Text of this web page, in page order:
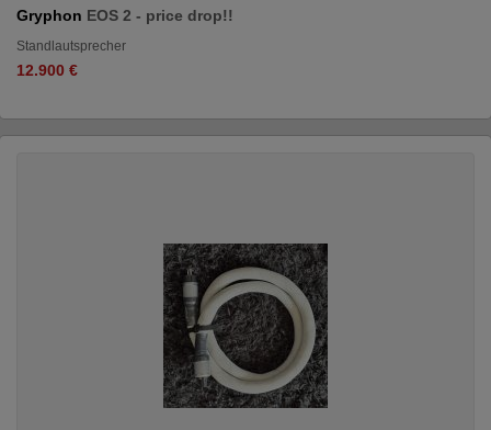
Gryphon EOS 2 - price drop!!
Standlautsprecher
12.900 €